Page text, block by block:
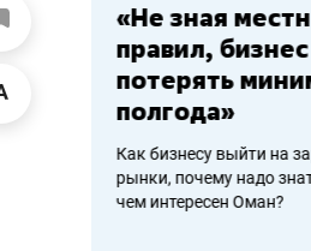
работа «Не зная
правил,
потерять
полгода»
Как бизнесу выйти на
рынки, почему надо
чем интересен Оман?